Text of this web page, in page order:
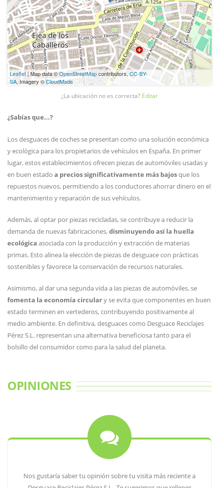
Leaflet| Map data ©OpenStreetMapcontributors, CC-BY-
SA, Imagery ©CloudMade
¿La ubicación no es correcta? Editar
¿Sabías que...?
Los desguaces de coches se presentan como una solución económica
y ecológica para los propietarios de vehículos en España. En primer
lugar, estos establecimientos ofrecen piezas de automóviles usadas y
en buen estado a precios significativamente más bajosque los
repuestos nuevos, permitiendo a los conductores ahorrar dinero en el
mantenimiento y reparación de sus vehículos.
Además, al optar por piezas recicladas, se contribuye a reducir la
demanda de nuevas fabricaciones,disminuyendo así la huella
ecológica asociada con la producción y extracción de materias
primas. Esto alinea la elección de piezas de desguace con prácticas
sostenibles y favorece la conservación de recursos naturales.
Asimismo, al dar una segunda vida a las piezas de automóviles, se
fomenta la economía circulary se evita que componentes en buen
estado terminen en vertederos, contribuyendo positivamente al
medio ambiente. En definitiva, desguaces como Desguace Reciclajes
Pérez S.L. representan una alternativa beneficiosa tanto para el
bolsillo del consumidor como para la salud del planeta.
OPINIONES
Nos gustaría saber tu opinión sobre tu visita más reciente a